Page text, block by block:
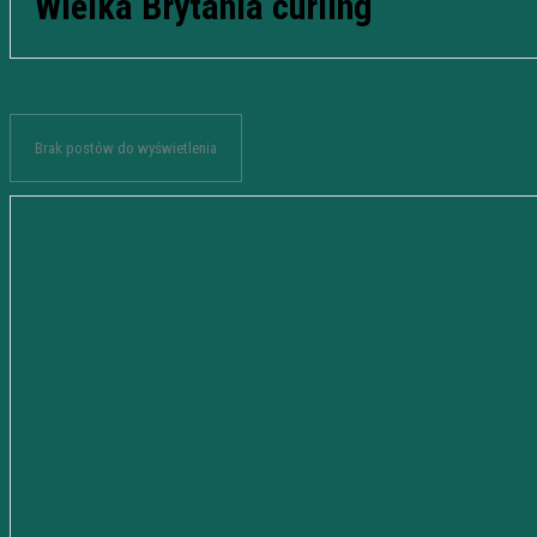
Brak postów do wyświetlenia